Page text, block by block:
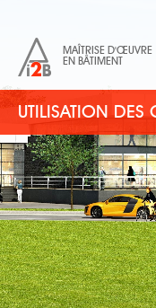
MAÎTRISE D'ŒUVRE
EN BÂTIMENT
UTILISATION DES